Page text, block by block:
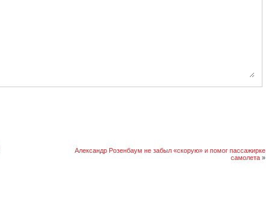
Александр Розенбаум не забыл «скорую» и помог пассажирке
самолета»